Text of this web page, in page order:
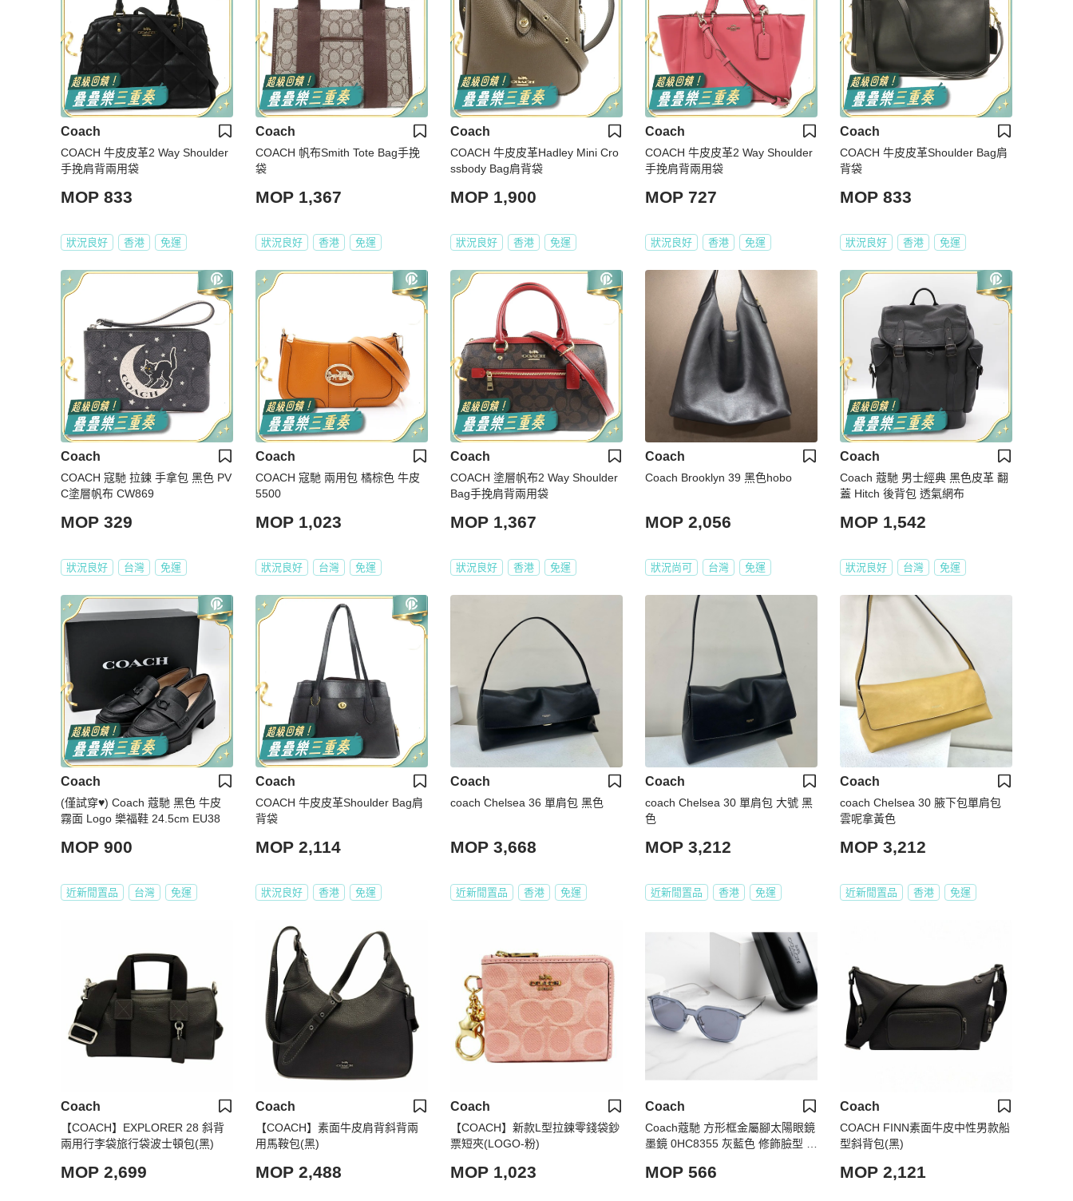
Coach
COACH 牛皮皮革2 Way Shoulder
手挽肩背兩用袋
MOP 833
狀況良好 香港 免運
Coach
COACH 帆布Smith Tote Bag手挽
袋
MOP 1,367
狀況良好 香港 免運
Coach
COACH 牛皮皮革Hadley Mini Cro
ssbody Bag肩背袋
MOP 1,900
狀況良好 香港 免運
Coach
COACH 牛皮皮革2 Way Shoulder
手挽肩背兩用袋
MOP 727
狀況良好 香港 免運
Coach
COACH 牛皮皮革Shoulder Bag肩
背袋
MOP 833
狀況良好 香港 免運
Coach
COACH 寇馳 拉鍊 手拿包 黑色 PV
C塗層帆布 CW869
MOP 329
狀況良好 台灣 免運
Coach
COACH 寇馳 兩用包 橘棕色 牛皮
5500
MOP 1,023
狀況良好 台灣 免運
Coach
COACH 塗層帆布2 Way Shoulder
Bag手挽肩背兩用袋
MOP 1,367
狀況良好 香港 免運
Coach
Coach Brooklyn 39 黑色hobo
MOP 2,056
狀況尚可 台灣 免運
Coach
Coach 蔻馳 男士經典 黑色皮革 翻
蓋 Hitch 後背包 透氣網布
MOP 1,542
狀況良好 台灣 免運
Coach
(僅試穿♥️) Coach 蔻馳 黑色 牛皮
霧面 Logo 樂福鞋 24.5cm EU38
MOP 900
近新閒置品 台灣 免運
Coach
COACH 牛皮皮革Shoulder Bag肩
背袋
MOP 2,114
狀況良好 香港 免運
Coach
coach Chelsea 36 單肩包 黑色
MOP 3,668
近新閒置品 香港 免運
Coach
coach Chelsea 30 單肩包 大號 黑
色
MOP 3,212
近新閒置品 香港 免運
Coach
coach Chelsea 30 腋下包單肩包
雲呢拿黃色
MOP 3,212
近新閒置品 香港 免運
Coach
【COACH】EXPLORER 28 斜背
兩用行李袋旅行袋波士頓包(黑)
MOP 2,699
Coach
【COACH】素面牛皮肩背斜背兩
用馬鞍包(黑)
MOP 2,488
Coach
【COACH】新款L型拉鍊零錢袋鈔
票短夾(LOGO-粉)
MOP 1,023
Coach
Coach蔻馳 方形框金屬腳太陽眼鏡
墨鏡 0HC8355 灰藍色 修飾臉型 抗
MOP 566
Coach
COACH FINN素面牛皮中性男款船
型斜背包(黑)
MOP 2,121